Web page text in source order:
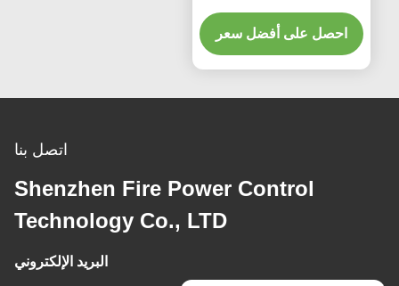
مع نطاق ديناميكي واسع
200g وضع الإخراج RS-422
احصل على أفضل سعر
اتصل بنا
Shenzhen Fire Power Control
Technology Co., LTD
البريد الإلكتروني